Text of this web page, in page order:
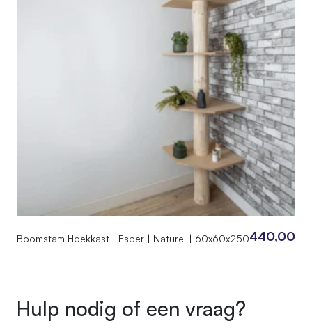
Boomstam Hoekkast | Esper | Naturel | 60x60x250440,00
Hulp nodig of een vraag?